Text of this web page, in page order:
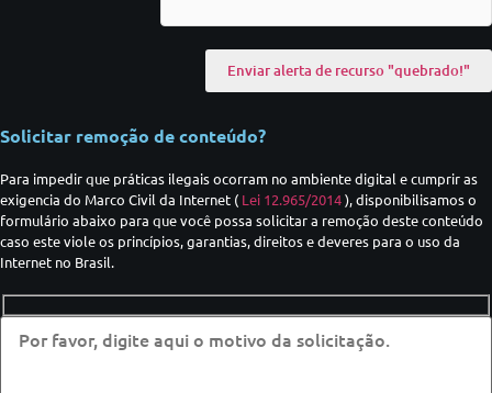
Solicitar remoção de conteúdo?
Para impedir que práticas ilegais ocorram no ambiente digital e cumprir as
exigencia do Marco Civil da Internet ( Lei 12.965/2014), disponibilisamos o
formulário abaixo para que você possa solicitar a remoção deste conteúdo
caso este viole os princípios, garantias, direitos e deveres para o uso da
Internet no Brasil.